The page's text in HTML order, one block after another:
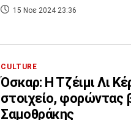
15 Νοε 2024 23:36
CULTURE
Όσκαρ: H Tζέιμι Λι
στοιχείο, φορώντας
Σαμοθράκης